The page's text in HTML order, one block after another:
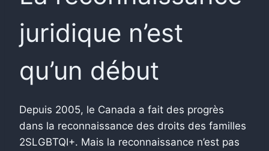
juridique n’est
qu’un début
Depuis 2005, le Canada a fait des progrès
dans la reconnaissance des droits des familles
2SLGBTQI+. Mais la reconnaissance n’est pas